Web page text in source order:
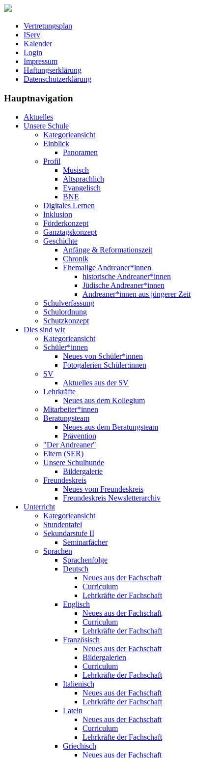
Vertretungsplan
IServ
Kalender
Login
Impressum
Haftungserklärung
Datenschutzerklärung
Hauptnavigation
Aktuelles
Unsere Schule
Kategorieansicht
Einblick
Panoramen
Profil
Musisch
Altsprachlich
Evangelisch
BNE
Digitales Lernen
Inklusion
Förderkonzept
Ganztagskonzept
Geschichte
Anfänge & Reformationszeit
Chronik
Ehemalige Andreaner*innen
historische Andreaner*innen
Jüdische Andreaner*innen
Andreaner*innen aus jüngerer Zeit
Schulverfassung
Schulordnung
Schutzkonzept
Dies sind wir
Kategorieansicht
Schüler*innen
Neues von Schüler*innen
Fotogalerien Schüler:innen
SV
Aktuelles aus der SV
Lehrkräfte
Neues aus dem Kollegium
Mitarbeiter*innen
Beratungsteam
Neues aus dem Beratungsteam
Prävention
"Der Andreaner"
Eltern (SER)
Unsere Schulhunde
Bildergalerie
Freundeskreis
Neues vom Freundeskreis
Freundeskreis Newsletterarchiv
Unterricht
Kategorieansicht
Stundentafel
Sekundarstufe II
Seminarfächer
Sprachen
Sprachenfolge
Deutsch
Neues aus der Fachschaft
Curriculum
Lehrkräfte der Fachschaft
Englisch
Neues aus der Fachschaft
Curriculum
Lehrkräfte der Fachschaft
Französisch
Neues aus der Fachschaft
Bildergalerien
Curriculum
Lehrkräfte der Fachschaft
Italienisch
Neues aus der Fachschaft
Lehrkräfte der Fachschaft
Latein
Neues aus der Fachschaft
Curriculum
Lehrkräfte der Fachschaft
Griechisch
Neues aus der Fachschaft